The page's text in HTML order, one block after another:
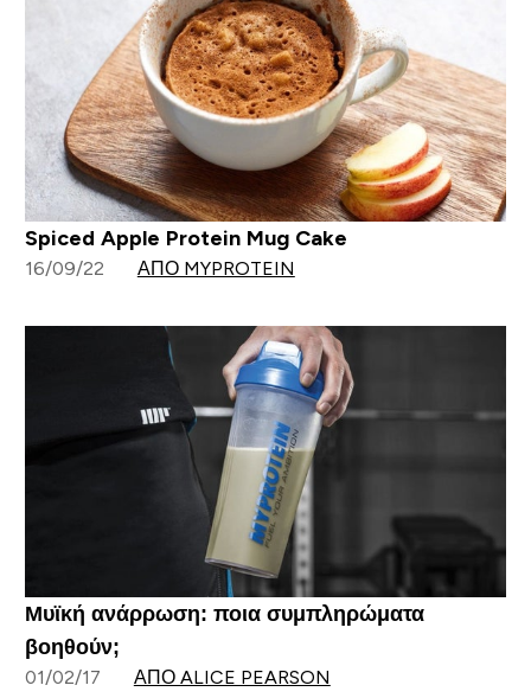
Spiced Apple Protein Mug Cake
16/09/22 ΑΠΌ MYPROTEIN
Μυϊκή ανάρρωση: ποια συμπληρώματα
βοηθούν;
01/02/17 ΑΠΌ ALICE PEARSON